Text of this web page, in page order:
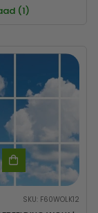
(1)
SKU: F60WOLK12